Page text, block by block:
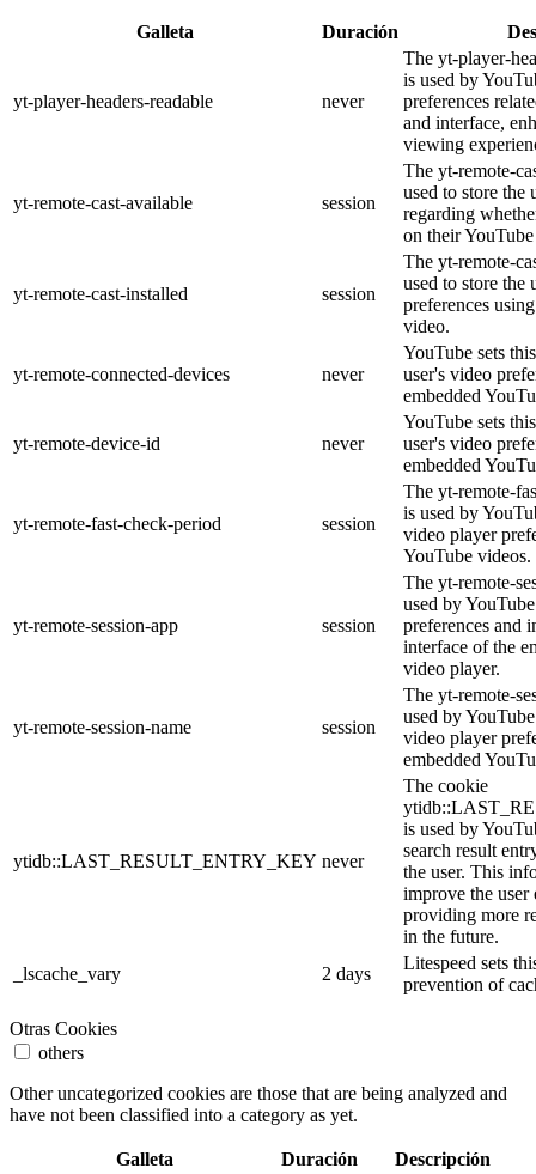
Galleta Duración
yt-player-headers-readable never
The yt-player-
is used by
preferences
and interface,
viewing
yt-remote-cast-available session
The yt-remote-
used to store the
regarding
on their
yt-remote-cast-installed session
The yt-remote-
used to store the
preferences
video.
yt-remote-connected-devices never
YouTube sets
user's video
embedded
yt-remote-device-id never
YouTube sets
user's video
embedded
yt-remote-fast-check-period session
The yt-remote-
is used by
video player
YouTube videos.
yt-remote-session-app session
The yt-remote-
used by
preferences and
interface of the
video player.
yt-remote-session-name session
The yt-remote-
used by
video player
embedded
ytidb::LAST_RESULT_ENTRY_KEY never
The cookie
is used by
search result
the user. This
improve the user
providing more
in the future.
_lscache_vary
2 days
Litespeed sets
prevention of
Otras Cookies
others
Other uncategorized cookies are those that are being analyzed and
have not been classified into a category as yet.
Galleta Duración
Descripción